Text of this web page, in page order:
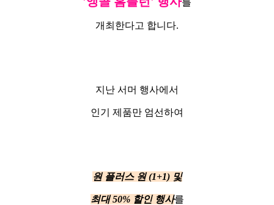
개최한다고 합니다.
지난 서머 행사에서
인기 제품만 엄선하여
원 플러스 원 (1+1) 및
최대 50% 할인 행사를